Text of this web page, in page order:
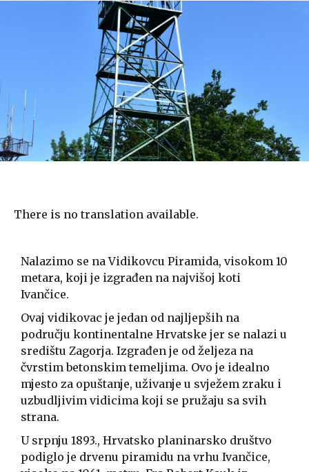
There is no translation available.
Nalazimo se na Vidikovcu Piramida, visokom 10
metara, koji je izgrađen na najvišoj koti
Ivančice.
Ovaj vidikovac je jedan od najljepših na
području kontinentalne Hrvatske jer se nalazi u
središtu Zagorja. Izgrađen je od željeza na
čvrstim betonskim temeljima. Ovo je idealno
mjesto za opuštanje, uživanje u svježem zraku i
uzbudljivim vidicima koji se pružaju sa svih
strana.
U srpnju 1893., Hrvatsko planinarsko društvo
podiglo je drvenu piramidu na vrhu Ivančice,